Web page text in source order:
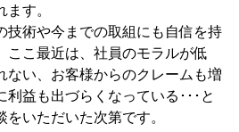
す。
技術や今までの取組にも自信を持
ここ最近は、社員のモラルが低
ない、お客様からのクレームも増
利益も出づらくなっている･･･と
いただいた次第です。